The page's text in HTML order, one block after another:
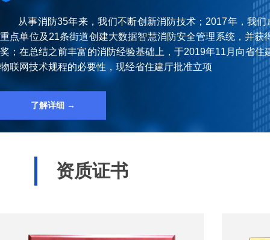
从事消防35年来，我们不断创新消防技术；2017年，我们
重点单位及21条街道创建⼤数据智慧消防安全管理系统，并获
奖；在总结之前丰富的消防经验基础上，于2019年11⽉向省住
物联⽹技术规程的必要性，现经省住建厅批准⽴项
了解详细 →
资质证书